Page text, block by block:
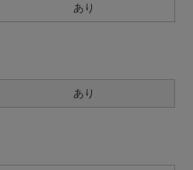
あり
あり